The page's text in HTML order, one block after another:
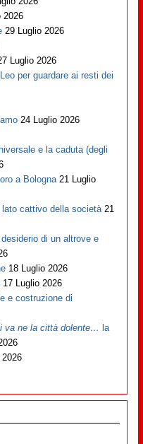
2026
29 Luglio 2026
Luglio 2026
per guardare ai resti dei
24 Luglio 2026
e la caduta (degli
a Bologna 21 Luglio
cattivo della società 21
di un altrove e
18 Luglio 2026
17 Luglio 2026
e costruzione di
va ne la città dolente… la
2026